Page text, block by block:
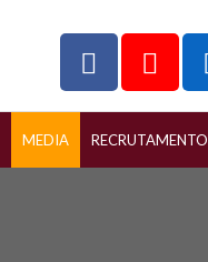
MEDIA RECRUTAMENTO